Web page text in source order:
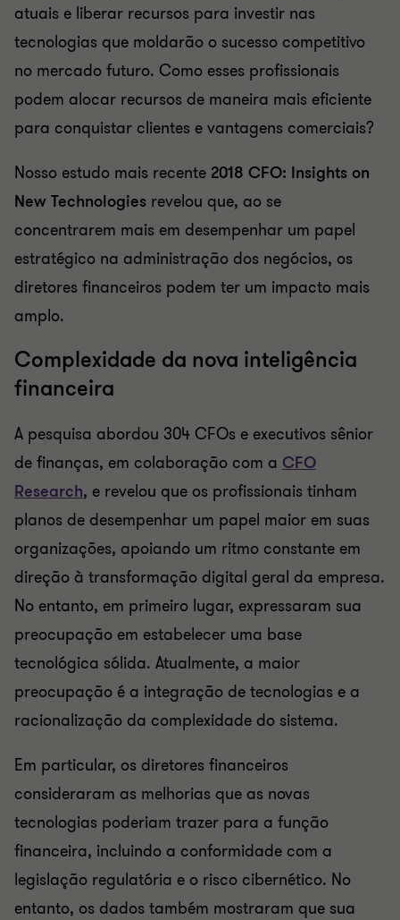
atuais e liberar recursos para investir nas
tecnologias que moldarão o sucesso competitivo
no mercado futuro. Como esses profissionais
podem alocar recursos de maneira mais eficiente
para conquistar clientes e vantagens comerciais?
Nosso estudo mais recente 2018 CFO: Insights on
New Technologies revelou que, ao se
concentrarem mais em desempenhar um papel
estratégico na administração dos negócios, os
diretores financeiros podem ter um impacto mais
amplo.
Complexidade da nova inteligência
financeira
A pesquisa abordou 304 CFOs e executivos sênior
de finanças, em colaboração com a CFO
Research, e revelou que os profissionais tinham
planos de desempenhar um papel maior em suas
organizações, apoiando um ritmo constante em
direção à transformação digital geral da empresa.
No entanto, em primeiro lugar, expressaram sua
preocupação em estabelecer uma base
tecnológica sólida. Atualmente, a maior
preocupação é a integração de tecnologias e a
racionalização da complexidade do sistema.
Em particular, os diretores financeiros
consideraram as melhorias que as novas
tecnologias poderiam trazer para a função
financeira, incluindo a conformidade com a
legislação regulatória e o risco cibernético. No
entanto, os dados também mostraram que sua